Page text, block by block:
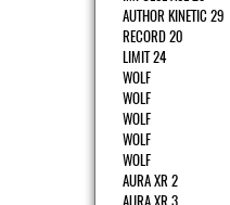
AUTHOR KINETIC 29
RECORD 20
LIMIT 24
WOLF
WOLF
WOLF
WOLF
WOLF
AURA XR 2